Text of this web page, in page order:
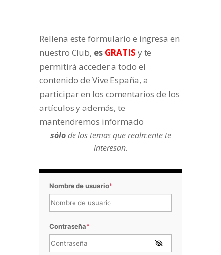
Rellena este formulario e ingresa en
nuestro Club, es GRATIS y te
permitirá acceder a todo el
contenido de Vive España, a
participar en los comentarios de los
artículos y además, te
mantendremos informado
sólode los temas que realmente te
interesan.
Nombre de usuario*
Contraseña*